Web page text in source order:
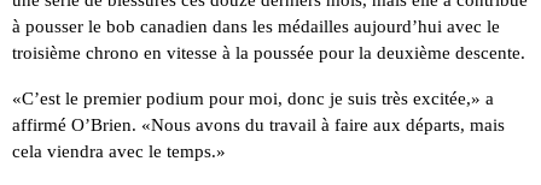
à pousser le bob canadien dans les médailles aujourd’hui avec le
troisième chrono en vitesse à la poussée pour la deuxième descente.
«C’est le premier podium pour moi, donc je suis très excitée,» a
affirmé O’Brien. «Nous avons du travail à faire aux départs, mais
cela viendra avec le temps.»